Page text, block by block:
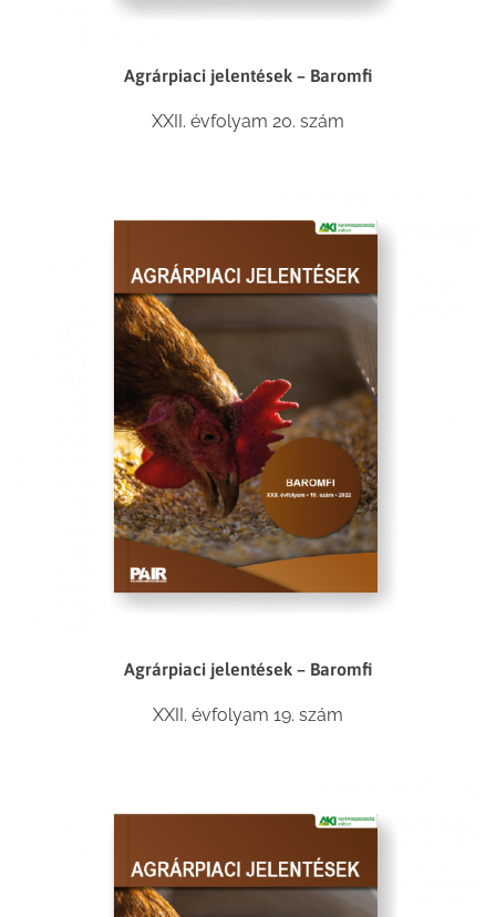
Agrárpiaci jelentések – Baromfi
XXII. évfolyam 20. szám
Agrárpiaci jelentések – Baromfi
XXII. évfolyam 19. szám